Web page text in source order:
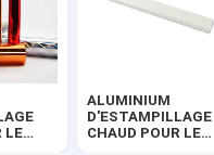
LE
ALUMINIUM
D'ESTAMPILLAGE
CHAUD POUR LE